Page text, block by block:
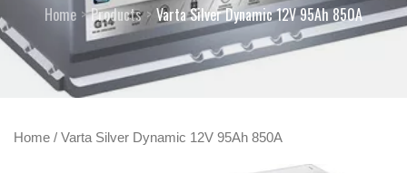
Home Products Varta Silver Dynamic 12V 95Ah 850A
Home / Varta Silver Dynamic 12V 95Ah 850A